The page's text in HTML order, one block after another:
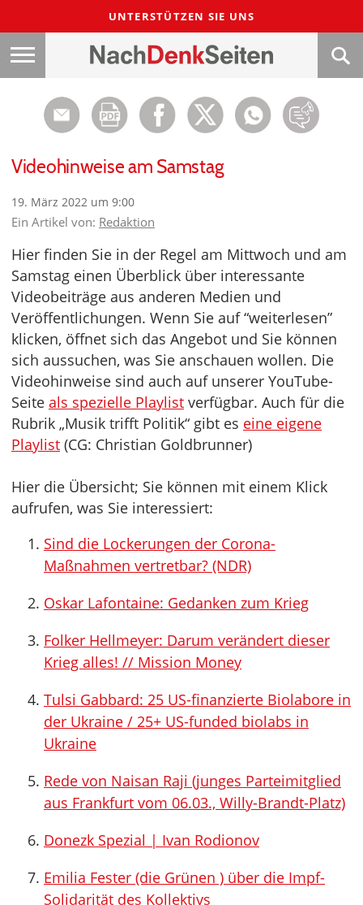
UNTERSTÜTZEN SIE UNS
Videohinweise am Samstag
19. März 2022 um 9:00
Ein Artikel von: Redaktion
Hier finden Sie in der Regel am Mittwoch und am
Samstag einen Überblick über interessante
Videobeiträge aus anderen Medien und
Veröffentlichungen. Wenn Sie auf “weiterlesen”
klicken, öffnet sich das Angebot und Sie können
sich aussuchen, was Sie anschauen wollen. Die
Videohinweise sind auch auf unserer YouTube-
Seite als spezielle Playlist verfügbar. Auch für die
Rubrik „Musik trifft Politik“ gibt es eine eigene
Playlist (CG: Christian Goldbrunner)
Hier die Übersicht; Sie können mit einem Klick
aufrufen, was Sie interessiert:
Sind die Lockerungen der Corona-
Maßnahmen vertretbar? (NDR)
Oskar Lafontaine: Gedanken zum Krieg
Folker Hellmeyer: Darum verändert dieser
Krieg alles! // Mission Money
Tulsi Gabbard: 25 US-finanzierte Biolabore in
der Ukraine / 25+ US-funded biolabs in
Ukraine
Rede von Naisan Raji (junges Parteimitglied
aus Frankfurt vom 06.03., Willy-Brandt-Platz)
Donezk Spezial | Ivan Rodionov
Emilia Fester (die Grünen ) über die Impf-
Solidarität des Kollektivs